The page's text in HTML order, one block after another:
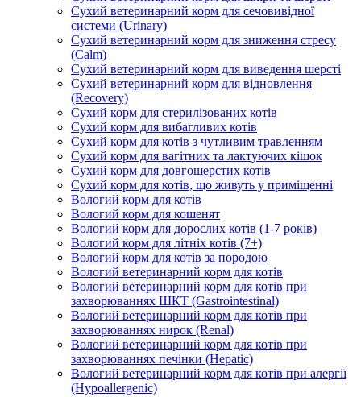
Сухий ветеринарний корм для сечовивідної
системи (Urinary)
Сухий ветеринарний корм для зниження стресу
(Calm)
Сухий ветеринарний корм для виведення шерсті
Сухий ветеринарний корм для відновлення
(Recovery)
Сухий корм для стерилізованих котів
Сухий корм для вибагливих котів
Сухий корм для котів з чутливим травленням
Сухий корм для вагітних та лактуючих кішок
Сухий корм для довгошерстих котів
Сухий корм для котів, що живуть у приміщенні
Вологий корм для котів
Вологий корм для кошенят
Вологий корм для дорослих котів (1-7 років)
Вологий корм для літніх котів (7+)
Вологий корм для котів за породою
Вологий ветеринарний корм для котів
Вологий ветеринарний корм для котів при
захворюваннях ШКТ (Gastrointestinal)
Вологий ветеринарний корм для котів при
захворюваннях нирок (Renal)
Вологий ветеринарний корм для котів при
захворюваннях печінки (Hepatic)
Вологий ветеринарний корм для котів при алергії
(Hypoallergenic)